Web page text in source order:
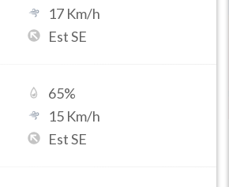
17 Km/h
Est SE
65%
15 Km/h
Est SE